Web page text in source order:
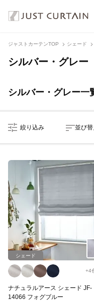
ジャストカーテンTOP シェード
シルバー・グレー
シルバー・グレー一
絞り込み 並び替
シェード
+4
ナチュラルアース シェード JF-
14066 フォグブルー